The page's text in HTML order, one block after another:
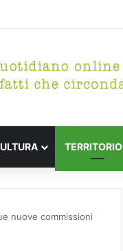
DELL’ALA NORD-SUD
TERRITORIO
nuove commissioni